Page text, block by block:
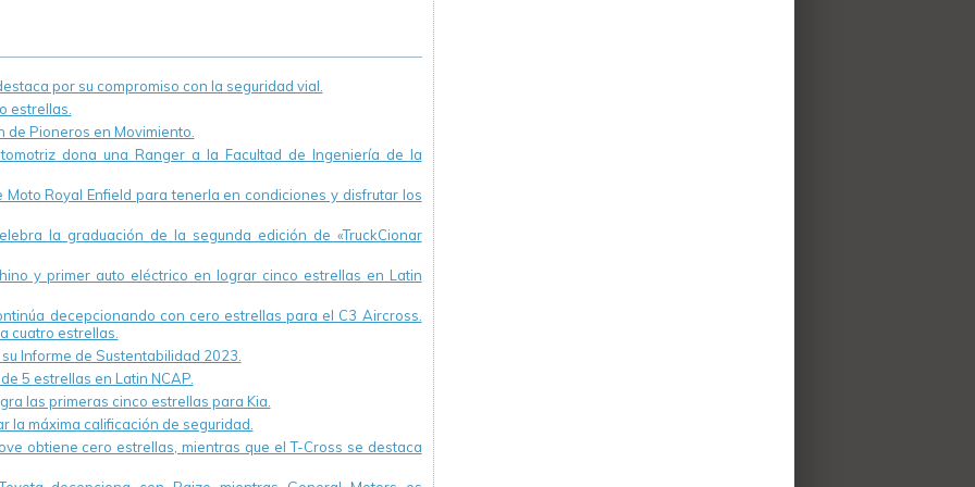
por su compromiso con la seguridad vial.
estrellas.
Pioneros en Movimiento.
dona una Ranger a la Facultad de Ingeniería de la
Royal Enfield para tenerla en condiciones y disfrutar los
la graduación de la segunda edición de «TruckCionar
y primer auto eléctrico en lograr cinco estrellas en Latin
decepcionando con cero estrellas para el C3 Aircross.
cuatro estrellas.
Informe de Sustentabilidad 2023.
5 estrellas en Latin NCAP.
las primeras cinco estrellas para Kia.
la máxima calificación de seguridad.
obtiene cero estrellas, mientras que el T-Cross se destaca